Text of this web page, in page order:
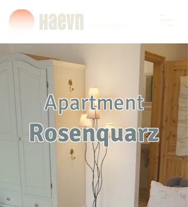
Apartment
Rosenquarz